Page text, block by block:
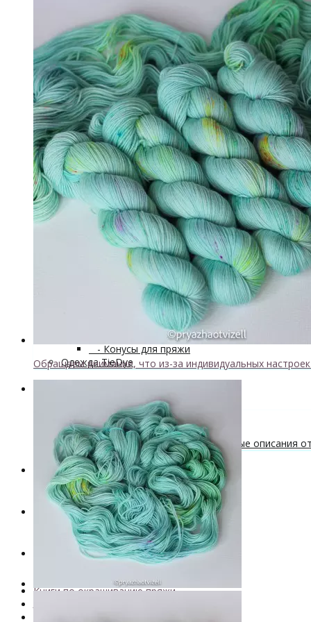
↘ KidLace, 70% Kid Mohair 30% Nylon,
↘ KidSilk, Super Kid Mohair Silk
↘ Альпака
- Мериносовая шерсть+
↘ Bliss 350м/100г (экстрафайн)
↘ Mavka, 220м/100г
- Пряжа смешанных составов+
↘ Charisma, 10% кашемир 90%
↘ Kable Aquarelle, Merino Tencel
↘ Like, 75% меринос эстрафайн, 25%
↘ Nice, 50% Шерсть 50% Акрил, 70м/
↘ Sock Tender, 80% меринос
↘ Sock, 75% Меринос 25% Нейлон,
- Хлопок
- Шелк+
↘ Cleo 50% шелк 50% меринос 600м/
↘ Бурет, 100% буретный шелк, 190м/
- Шерсть 100%
- Шерсть ягненка
Бобинная пряжа+
- Альпака
- Кашемир
- Мериносовая шерсть
- Пряжа с кид мохером
Мастер-классы и описания вязаных изделий
Инструменты и аксессуары+
- Конусы для пряжи
Одежда TieDye
Бесплатные описания моделей
Вязальные лайфхаки
Галерея вязаных изделий и бесплатные описания
Скидки
Новинки
Книги по окрашиванию пряжи
Пряжа ручного крашения VizEll
Обращаем внимание, что из-за индивидуальных